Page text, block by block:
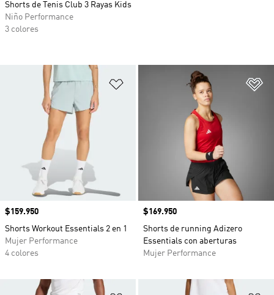
Añadir a la lista de deseos
Precio
$159.950
Shorts Workout Essentials 2 en 1
Mujer Performance
4 colores
Precio
$169.950
Shorts de running Adizero
Essentials con aberturas
Mujer Performance
Shorts de Tenis Club 3 Rayas Kids
Niño Performance
3 colores